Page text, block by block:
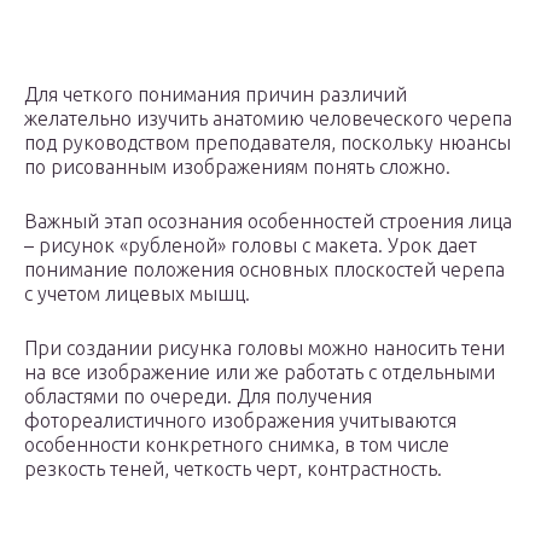
Для четкого понимания причин различий
желательно изучить анатомию человеческого черепа
под руководством преподавателя, поскольку нюансы
по рисованным изображениям понять сложно.
Важный этап осознания особенностей строения лица
– рисунок «рубленой» головы с макета. Урок дает
понимание положения основных плоскостей черепа
с учетом лицевых мышц.
При создании рисунка головы можно наносить тени
на все изображение или же работать с отдельными
областями по очереди. Для получения
фотореалистичного изображения учитываются
особенности конкретного снимка, в том числе
резкость теней, четкость черт, контрастность.